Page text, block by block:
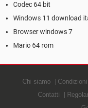
Codec 64 bit
Windows 11 download
Browser windows 7
Mario 64 rom
Chi siamo
Contatti